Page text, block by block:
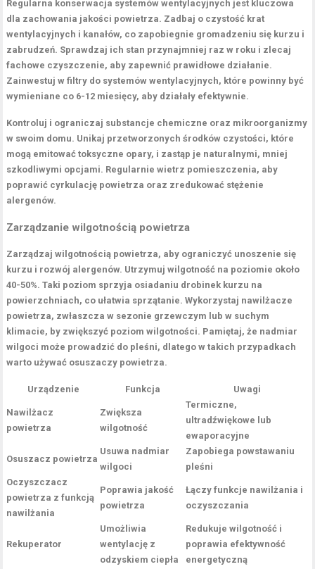
Regularna konserwacja systemów wentylacyjnych jest kluczowa
dla zachowania jakości powietrza. Zadbaj o czystość krat
wentylacyjnych i kanałów, co zapobiegnie gromadzeniu się kurzu i
zabrudzeń. Sprawdzaj ich stan przynajmniej raz w roku i zlecaj
fachowe czyszczenie, aby zapewnić prawidłowe działanie.
Zainwestuj w filtry do systemów wentylacyjnych, które powinny być
wymieniane co 6-12 miesięcy, aby działały efektywnie.
Kontroluj i ograniczaj substancje chemiczne oraz mikroorganizmy
w swoim domu. Unikaj przetworzonych środków czystości, które
mogą emitować toksyczne opary, i zastąp je naturalnymi, mniej
szkodliwymi opcjami. Regularnie wietrz pomieszczenia, aby
poprawić cyrkulację powietrza oraz zredukować stężenie
alergenów.
Zarządzanie wilgotnością powietrza
Zarządzajwilgotnością powietrza, aby ograniczyć unoszenie się
kurzu i rozwój alergenów. Utrzymuj wilgotność na poziomie około
40-50%. Taki poziom sprzyja osiadaniu drobinek kurzu na
powierzchniach, co ułatwia sprzątanie. Wykorzystaj nawilżacze
powietrza, zwłaszcza w sezonie grzewczym lub w suchym
klimacie, by zwiększyć poziom wilgotności. Pamiętaj, że nadmiar
wilgoci może prowadzić do pleśni, dlatego w takich przypadkach
warto używać osuszaczy powietrza.
Urządzenie Funkcja Uwagi
Nawilżacz
powietrza
Zwiększa
wilgotność
Termiczne,
ultradźwiękowe lub
ewaporacyjne
Osuszacz powietrza
Usuwa nadmiar
wilgoci
Zapobiega powstawaniu
pleśni
Oczyszczacz
powietrza z funkcją
nawilżania
Poprawia jakość
powietrza
Łączy funkcje nawilżania i
oczyszczania
Rekuperator
Umożliwia
wentylację z
odzyskiem ciepła
Redukuje wilgotność i
poprawia efektywność
energetyczną